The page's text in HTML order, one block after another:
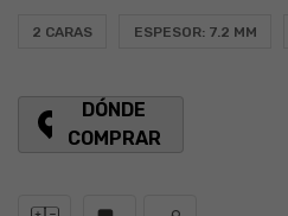
2 CARAS ESPESOR: 7.2 MM
DÓNDE
COMPRAR